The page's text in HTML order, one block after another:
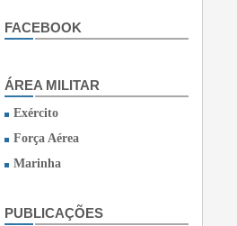
FACEBOOK
ÁREA MILITAR
Exército
Força Aérea
Marinha
PUBLICAÇÕES